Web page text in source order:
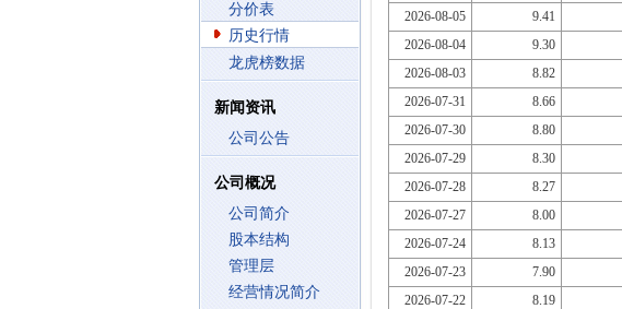
分价表
历史行情
龙虎榜数据
新闻资讯
公司公告
公司概况
公司简介
股本结构
管理层
经营情况简介
2026-08-05
9.41
2026-08-04
9.30
2026-08-03
8.82
2026-07-31
8.66
2026-07-30
8.80
2026-07-29
8.30
2026-07-28
8.27
2026-07-27
8.00
2026-07-24
8.13
2026-07-23
7.90
2026-07-22
8.19